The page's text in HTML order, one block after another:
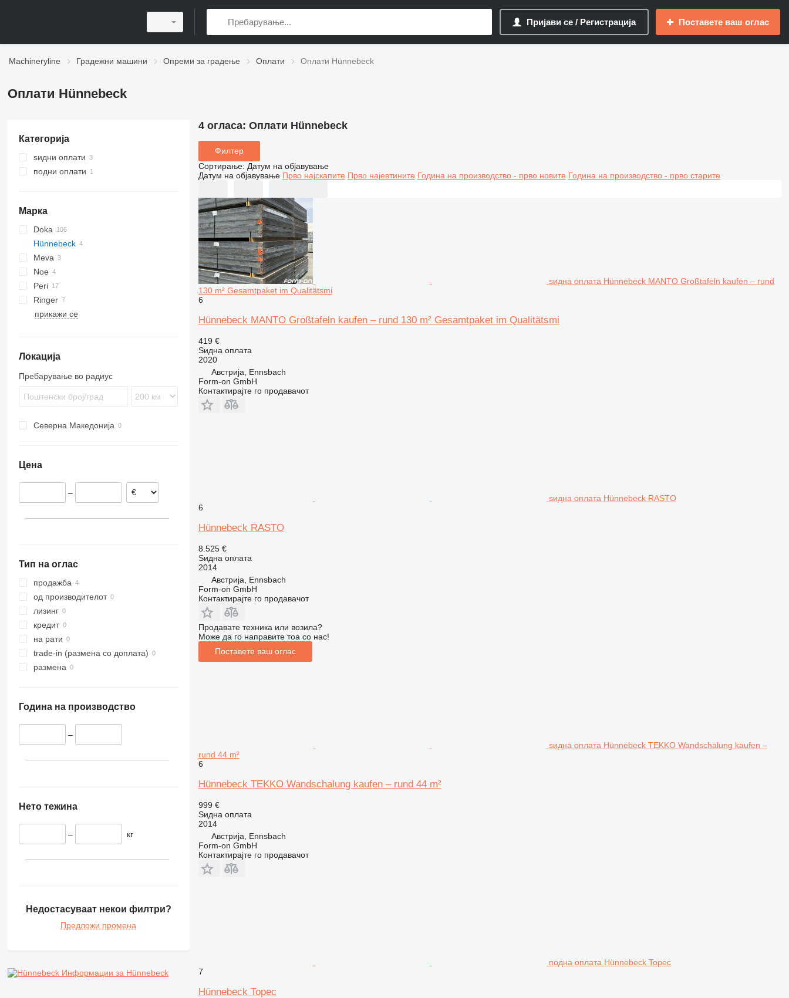
Пријави се / Регистрација Поставете ваш оглас
Machineryline Градежни машини Опреми за градење Оплати Оплати Hünnebeck
Оплати Hünnebeck
Категорија
ѕидни оплати
подни оплати
Марка
Doka
D-series
Framax
Frami
Hünnebeck
Meva
Noe
Peri
Ringer
прикажи се
Локација
Пребарување во радиус
Северна Македонија
Цена
–
Тип на оглас
продажба
од производителот
лизинг
кредит
на рати
trade-in (размена со доплата)
размена
Година на производство
–
Нето тежина
– кг
Недостасуваат некои филтри?
Предложи промена
Информации за Hünnebeck
4 огласа: Оплати Hünnebeck
Филтер
Сортирање: Датум на објавување
Датум на објавување Прво најскапите Прво најевтините Година на производство - прво новите Година на производство - прво старите
ѕидна оплата Hünnebeck MANTO Großtafeln kaufen – rund
130 m² Gesamtpaket im Qualitätsmi
6
Hünnebeck MANTO Großtafeln kaufen – rund 130 m² Gesamtpaket im Qualitätsmi
419 €
Ѕидна оплата
2020
Австрија, Ennsbach
Form-on GmbH
Контактирајте го продавачот
ѕидна оплата Hünnebeck RASTO
6
Hünnebeck RASTO
8.525 €
Ѕидна оплата
2014
Австрија, Ennsbach
Form-on GmbH
Контактирајте го продавачот
Продавате техника или возила?
Може да го направите тоа со нас!
Поставете ваш оглас
ѕидна оплата Hünnebeck TEKKO Wandschalung kaufen –
rund 44 m²
6
Hünnebeck TEKKO Wandschalung kaufen – rund 44 m²
999 €
Ѕидна оплата
2014
Австрија, Ennsbach
Form-on GmbH
Контактирајте го продавачот
подна оплата Hünnebeck Topec
7
Hünnebeck Topec